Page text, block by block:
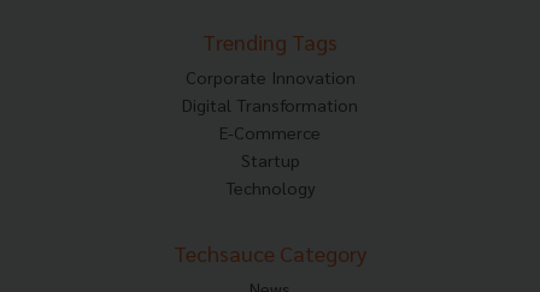
Trending Tags
Corporate Innovation
Digital Transformation
E-Commerce
Startup
Technology
Techsauce Category